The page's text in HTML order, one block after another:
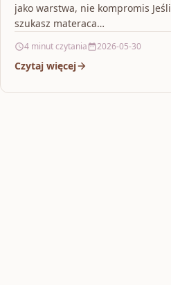
jako warstwa, nie kompromis Jeśli
szukasz materaca
odświeży wygodę łóżka bez
wymiany całej konstrukcji, model
4 minut czytania 2026-05-30
Czytaj więcej